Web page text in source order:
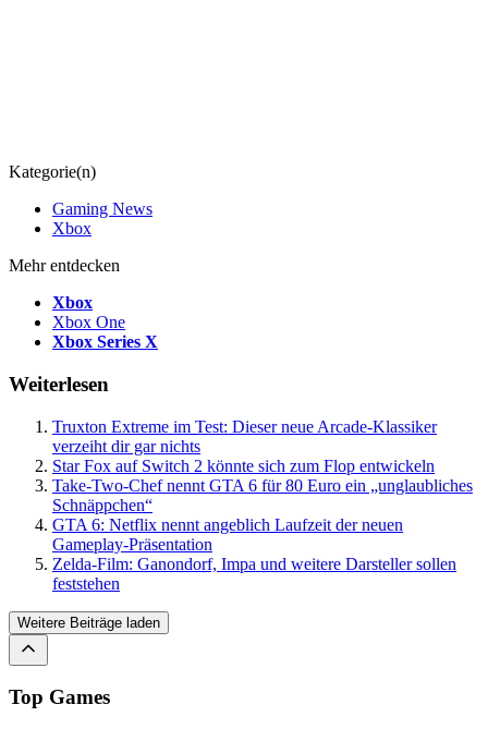
Kategorie(n)
Gaming News
Xbox
Mehr entdecken
Xbox
Xbox One
Xbox Series X
Weiterlesen
Truxton Extreme im Test: Dieser neue Arcade-Klassiker
verzeiht dir gar nichts
Star Fox auf Switch 2 könnte sich zum Flop entwickeln
Take-Two-Chef nennt GTA 6 für 80 Euro ein „unglaubliches
Schnäppchen“
GTA 6: Netflix nennt angeblich Laufzeit der neuen
Gameplay-Präsentation
Zelda-Film: Ganondorf, Impa und weitere Darsteller sollen
feststehen
Weitere Beiträge laden
Top Games